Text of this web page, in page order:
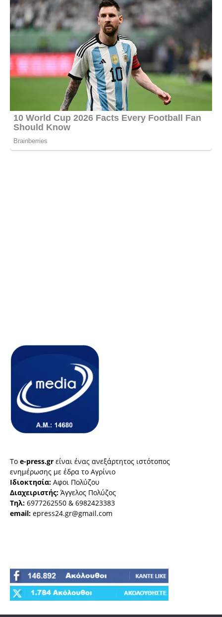
Το e-press.gr είναι ένας ανεξάρτητος ιστότοπος
ενημέρωσης με έδρα το Αγρίνιο
Ιδιοκτησία: Αφοι Πολύζου
Διαχειριστής: Άγγελος Πολύζος
Τηλ: 6977262550 & 6982423383
email: epress24.gr@gmail.com